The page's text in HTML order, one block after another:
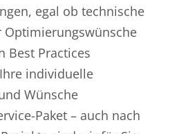
egal ob technische
Optimierungswünsche
Best Practices
individuelle
Wünsche
Paket – auch nach